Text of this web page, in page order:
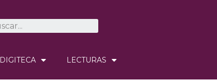
DIGITECA LECTURAS